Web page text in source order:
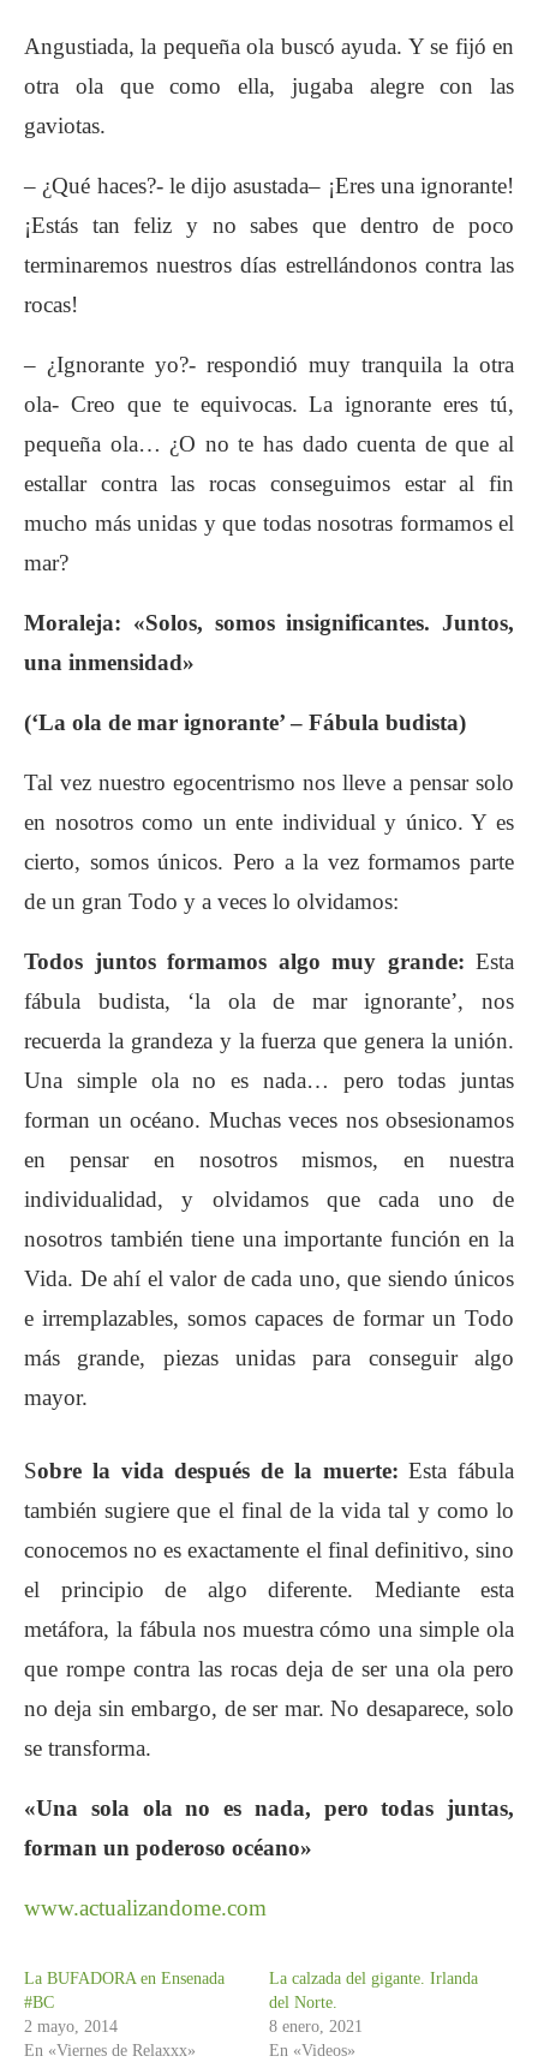
Angustiada, la pequeña ola buscó ayuda. Y se fijó en
otra ola que como ella, jugaba alegre con las
gaviotas.
– ¿Qué haces?- le dijo asustada– ¡Eres una ignorante!
¡Estás tan feliz y no sabes que dentro de poco
terminaremos nuestros días estrellándonos contra las
rocas!
– ¿Ignorante yo?- respondió muy tranquila la otra
ola- Creo que te equivocas. La ignorante eres tú,
pequeña ola… ¿O no te has dado cuenta de que al
estallar contra las rocas conseguimos estar al fin
mucho más unidas y que todas nosotras formamos el
mar?
Moraleja: «Solos, somos insignificantes. Juntos,
una inmensidad»
(‘La ola de mar ignorante’ – Fábula budista)
Tal vez nuestro egocentrismo nos lleve a pensar solo
en nosotros como un ente individual y único. Y es
cierto, somos únicos. Pero a la vez formamos parte
de un gran Todo y a veces lo olvidamos:
Todos juntos formamos algo muy grande: Esta
fábula budista, ‘la ola de mar ignorante’, nos
recuerda la grandeza y la fuerza que genera la unión.
Una simple ola no es nada… pero todas juntas
forman un océano. Muchas veces nos obsesionamos
en pensar en nosotros mismos, en nuestra
individualidad, y olvidamos que cada uno de
nosotros también tiene una importante función en la
Vida. De ahí el valor de cada uno, que siendo únicos
e irremplazables, somos capaces de formar un Todo
más grande, piezas unidas para conseguir algo
mayor.
Sobre la vida después de la muerte: Esta fábula
también sugiere que el final de la vida tal y como lo
conocemos no es exactamente el final definitivo, sino
el principio de algo diferente. Mediante esta
metáfora, la fábula nos muestra cómo una simple ola
que rompe contra las rocas deja de ser una ola pero
no deja sin embargo, de ser mar. No desaparece, solo
se transforma.
«Una sola ola no es nada, pero todas juntas,
forman un poderoso océano»
www.actualizandome.com
La BUFADORA en Ensenada
#BC
2 mayo, 2014
En «Viernes de Relaxxx»
La calzada del gigante. Irlanda
del Norte.
8 enero, 2021
En «Videos»